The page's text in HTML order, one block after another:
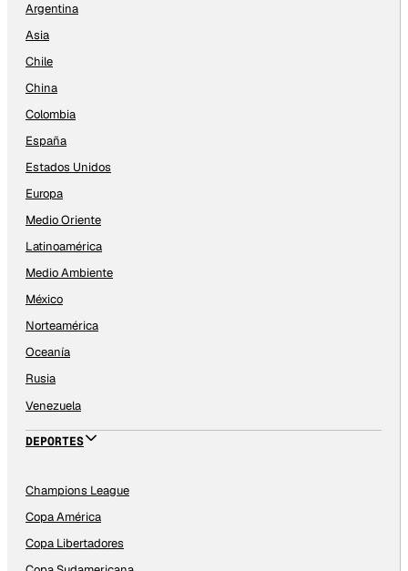
Argentina
Asia
Chile
China
Colombia
España
Estados Unidos
Europa
Medio Oriente
Latinoamérica
Medio Ambiente
México
Norteamérica
Oceanía
Rusia
Venezuela
DEPORTES
Champions League
Copa América
Copa Libertadores